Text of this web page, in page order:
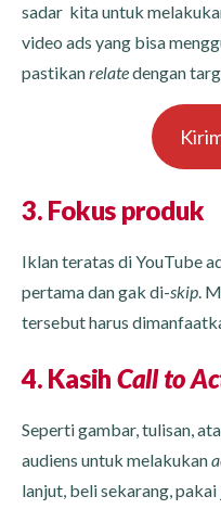
sadar kita untuk
video ads yang bisa
pastikanrelatedengan
3. Fokus produk
Iklan teratas di YouTube
pertama dan gak di-skip.
tersebut harus
4. Kasih Call to
Seperti gambar, tulisan,
audiens untuk melakukan
lanjut, beli sekarang,